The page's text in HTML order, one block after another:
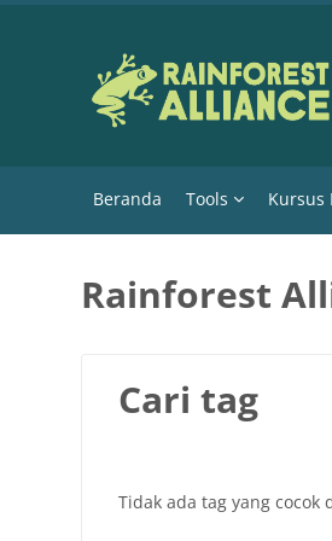
Beranda Tools Kursus
Rainforest
Cari tag
Tidak ada tag yang cocok